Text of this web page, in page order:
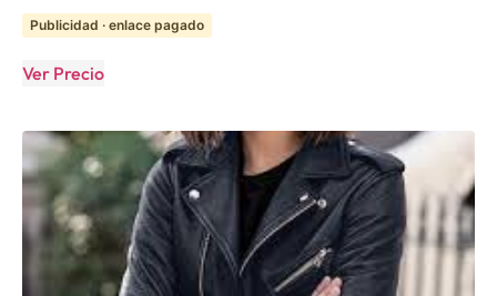
Publicidad · enlace pagado
Ver Precio